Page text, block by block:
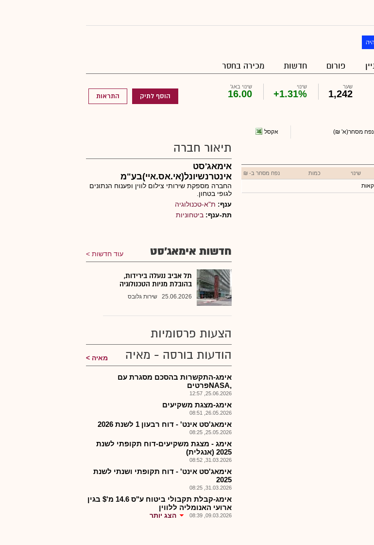
פורום חדשות מכירה בחסר
שער
1,242
שינוי
+1.31%
שינוי באג'
16.00 הוסף לתיק התראות
מסחר(א' ₪) אקסל
שינוי כמות נפח מסחר ב- ₪
תיאור חברה
אימאג'סט
אינטרנשיונל(אי.אס.איי)בע"מ
החברה מספקת שירותי צילום לווין ופענוח הנתונים
לגופי בטחון.
ענף: ת"א-טכנולוגיה
תת-ענף: ביטחוניות
חדשות אימאג'סט עוד חדשות
תל אביב ננעלה בירידות,
בהובלת מניות הטכנולוגיה
25.06.2026 שירות גלובס
הצעות פרסומיות
הודעות בורסה - מאיה
מאיה
אימג-התקשרות בהסכם מסגרת עם
,NASAפרטים
25.06.2026, 12:57
אימג-מצגת משקיעים
26.05.2026, 08:51
אימאג'סט אינט' - דוח רבעון 1 לשנת 2026
25.05.2026, 08:25
אימג - מצגת משקיעים-דוח תקופתי לשנת
2025 (אנגלית)
31.03.2026, 08:52
אימאג'סט אינט' - דוח תקופתי ושנתי לשנת
2025
31.03.2026, 08:25
אימג-קבלת תקבולי ביטוח ע"ס 14.6 מ'$ בגין
ארועי האנומליה ללווין
09.03.2026, 08:39 הצג יותר